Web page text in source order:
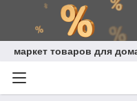
маркет товаров для